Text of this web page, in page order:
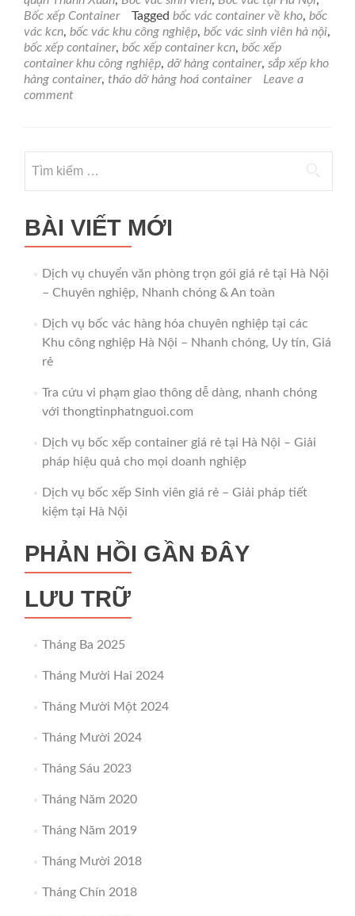
container
giá
rẻ
tại
Hà
Nội
hiệu
Bốc xếp Container
Tagged bốc vác container về kho, bốc
vác kcn, bốc vác khu công nghiệp, bốc vác sinh viên hà nội,
bốc xếp container, bốc xếp container kcn, bốc xếp
container khu công nghiệp, dỡ hàng container, sắp xếp kho
hàng container, tháo dỡ hàng hoá container
Leave a
comment
kiếm
BÀI VIẾT MỚI
Dịch vụ chuyển văn phòng trọn gói giá rẻ tại Hà Nội
– Chuyên nghiệp, Nhanh chóng & An toàn
Dịch vụ bốc vác hàng hóa chuyên nghiệp tại các
Khu công nghiệp Hà Nội – Nhanh chóng, Uy tín, Giá
rẻ
Tra cứu vi phạm giao thông dễ dàng, nhanh chóng
với thongtinphatnguoi.com
Dịch vụ bốc xếp container giá rẻ tại Hà Nội – Giải
pháp hiệu quả cho mọi doanh nghiệp
Dịch vụ bốc xếp Sinh viên giá rẻ – Giải pháp tiết
kiệm tại Hà Nội
PHẢN HỒI GẦN ĐÂY
LƯU TRỮ
Tháng Ba 2025
Tháng Mười Hai 2024
Tháng Mười Một 2024
Tháng Mười 2024
Tháng Sáu 2023
Tháng Năm 2020
Tháng Năm 2019
Tháng Mười 2018
Tháng Chín 2018